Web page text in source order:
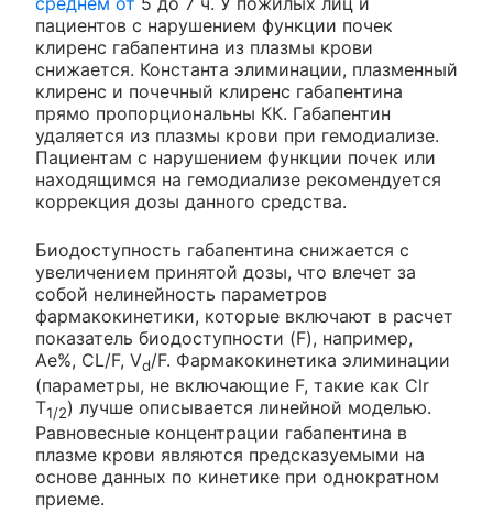
пациентов с нарушением функции почек
клиренс габапентина из плазмы крови
снижается. Константа элиминации, плазменный
клиренс и почечный клиренс габапентина
прямо пропорциональны КК. Габапентин
удаляется из плазмы крови при гемодиализе.
Пациентам с нарушением функции почек или
находящимся на гемодиализе рекомендуется
коррекция дозы данного средства.
Биодоступность габапентина снижается с
увеличением принятой дозы, что влечет за
собой нелинейность параметров
фармакокинетики, которые включают в расчет
показатель биодоступности (F), например,
Ae%, CL/F, Vd/F. Фармакокинетика элиминации
(параметры, не включающие F, такие как Clr
Т1/2) лучше описывается линейной моделью.
Равновесные концентрации габапентина в
плазме крови являются предсказуемыми на
основе данных по кинетике при однократном
приеме.